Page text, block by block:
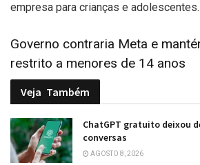
empresa para crianças e adolescentes.
Governo contraria Meta e
restrito a menores de 14 anos
Veja Também
ChatGPT gratuito deixou
conversas
AGOSTO 8, 2026